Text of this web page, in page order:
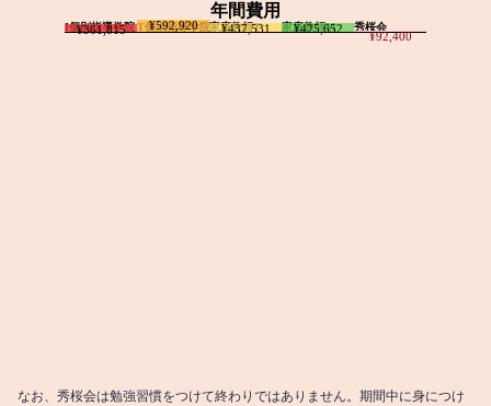
年間費用
I個別指導学院
¥361,815 T個別指導学院
¥592,920 家庭教師T
¥437,531 家庭教師M
¥425,652 秀桜会
¥92,400
なお、秀桜会は勉強習慣をつけて終わりではありません。期間中に身につけ